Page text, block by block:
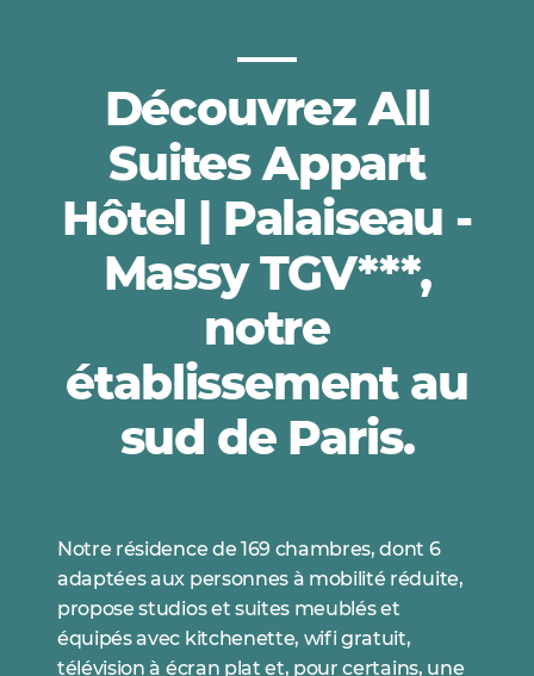
Découvrez All
Suites Appart
Hôtel | Palaiseau -
Massy TGV***,
notre
établissement au
sud de Paris.
Notre résidence de 169 chambres, dont 6
adaptées aux personnes à mobilité réduite,
propose studios et suites meublés et
équipés avec kitchenette, wifi gratuit,
télévision à écran plat et, pour certains, une